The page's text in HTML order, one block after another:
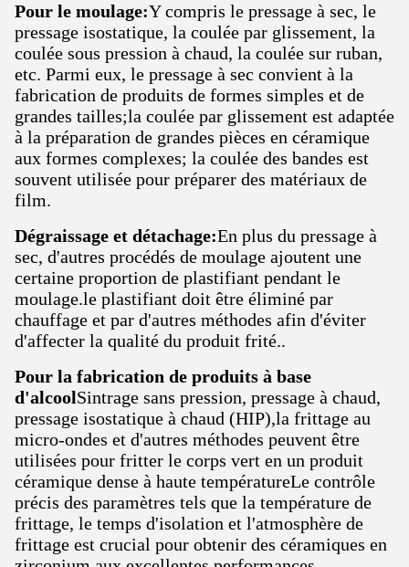
Pour le moulage:Y compris le pressage à sec, le
pressage isostatique, la coulée par glissement, la
coulée sous pression à chaud, la coulée sur ruban,
etc. Parmi eux, le pressage à sec convient à la
fabrication de produits de formes simples et de
grandes tailles;la coulée par glissement est adaptée
à la préparation de grandes pièces en céramique
aux formes complexes; la coulée des bandes est
souvent utilisée pour préparer des matériaux de
film.
Dégraissage et détachage:En plus du pressage à
sec, d'autres procédés de moulage ajoutent une
certaine proportion de plastifiant pendant le
moulage.le plastifiant doit être éliminé par
chauffage et par d'autres méthodes afin d'éviter
d'affecter la qualité du produit frité..
Pour la fabrication de produits à base
d'alcoolSintrage sans pression, pressage à chaud,
pressage isostatique à chaud (HIP),la frittage au
micro-ondes et d'autres méthodes peuvent être
utilisées pour fritter le corps vert en un produit
céramique dense à haute températureLe contrôle
précis des paramètres tels que la température de
frittage, le temps d'isolation et l'atmosphère de
frittage est crucial pour obtenir des céramiques en